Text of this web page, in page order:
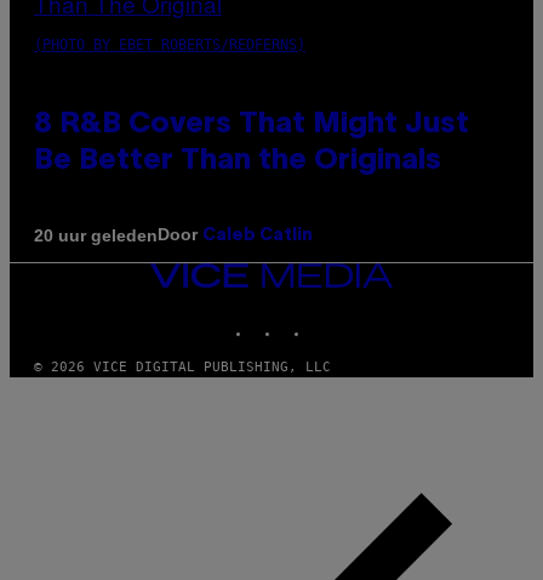
(PHOTO BY EBET ROBERTS/REDFERNS)
8 R&B Covers That Might Just
Be Better Than the Originals
20 uur geledenDoor Caleb Catlin
VICE
© 2026 VICE DIGITAL PUBLISHING, LLC